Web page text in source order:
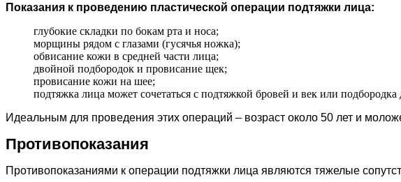
Показания к проведению пластической операции подтяжки лица:
глубокие складки по бокам рта и носа;
морщины рядом с глазами (гусячья ножка);
обвисание кожи в средней части лица;
двойной подбородок и провисание щек;
провисание кожи на шее;
подтяжка лица может сочетаться с подтяжкой бровей и век или
Идеальным для проведения этих операций – возраст около 50 лет и
Противопоказания
Противопоказаниями к операции подтяжки лица являются тяжелые